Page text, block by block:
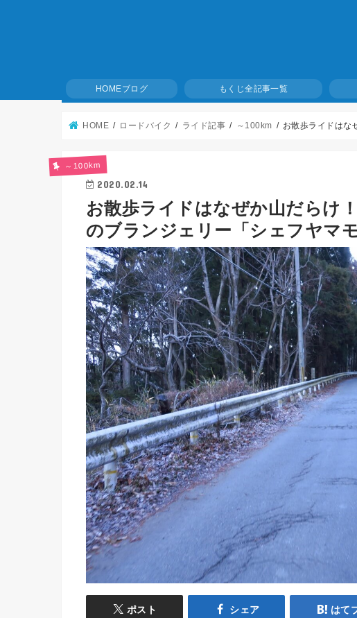
HOMEブログ もくじ全記事一覧
HOME ロードバイク ライド記事 ～100km お散歩ライドはな
～100km
2020.02.14
お散歩ライドはなぜか山だらけ
のブランジェリー「シェフヤマ
ポスト シェア はて